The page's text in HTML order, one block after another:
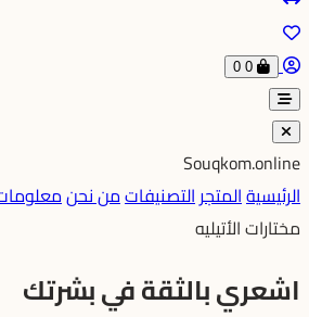
0
0
Souqkom.online
الرئيسيةالمتجرالتصنيفاتمن نحن
مختارات الأتيليه
اشعري بالثقة في بشرتك